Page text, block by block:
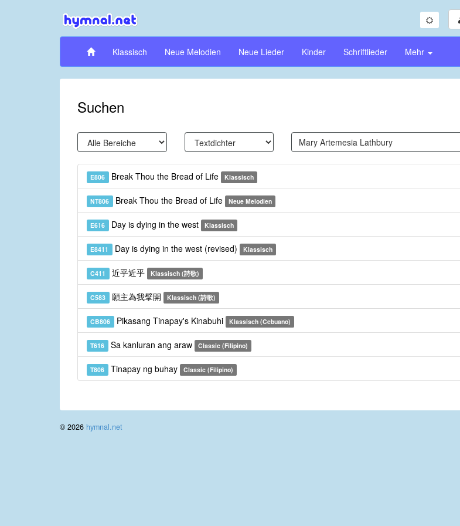
Klassisch Neue Melodien Neue Lieder Kinder Schriftlieder Mehr
Suchen
E806 Break Thou the Bread of Life Klassisch
NT806 Break Thou the Bread of Life Neue Melodien
E616 Day is dying in the west Klassisch
E8411 Day is dying in the west (revised) Klassisch
C411 近乎近乎 Klassisch (詩歌)
C583 願主為我擘開 Klassisch (詩歌)
CB806 Pikasang Tinapay's Kinabuhi Klassisch (Cebuano)
T616 Sa kanluran ang araw Classic (Filipino)
T806 Tinapay ng buhay Classic (Filipino)
© 2026 hymnal.net